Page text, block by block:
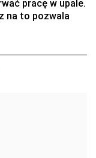
pracę w upale.
na to pozwala